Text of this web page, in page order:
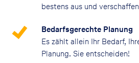
bestens aus und
Bedarfsgerechte Planung
Es zählt allein Ihr Bedarf,
Planung. Sie entscheiden!